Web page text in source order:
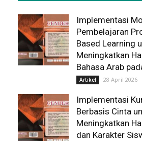
Implementasi
Pembelajaran
Based Learning
Meningkatkan
Bahasa Arab
Artikel 28 April 2026
Implementasi
Berbasis Cinta
Meningkatkan
dan Karakter